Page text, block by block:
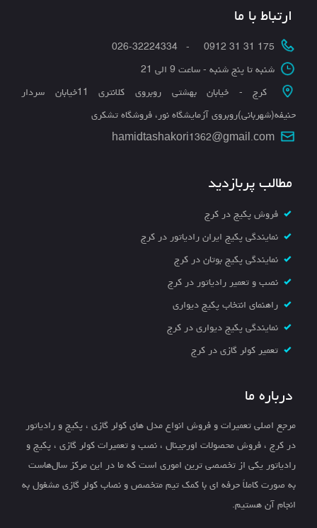
ارتباط با ما
175 31 31 0912 - 026-32224334
شنبه تا پنج شنبه - ساعت 9 الی 21
کرج - خیابان بهشتی روبروی کلانتری 11خیابان سردار
حنیفه(شهربانی)روبروی آزمایشگاه نور، فروشگاه تشکری
hamidtashakori1362@gmail.com
مطالب پربازدید
فروش پکیج در کرج
نمایندگی پکیج ایران رادیاتور در کرج
نمایندگی پکیج بوتان در کرج
نصب و تعمیر رادیاتور در کرج
راهنمای انتخاب پکیج دیواری
نمایندگی پکیج دیواری در کرج
تعمیر کولر گازی در کرج
درباره ما
مرجع اصلی تعمیرات و فروش انواع مدل های کولر گازی ، پکیج و رادیاتور
در کرج ، فروش محصولات اورجینال ، نصب و تعمیرات کولر گازی ، پکیج و
رادیاتور یکی از تخصصی ترین اموری است که ما در این مرکز سال‌هاست
به صورت کاملاً حرفه ای با کمک تیم متخصص و نصاب کولر گازی مشغول به
انجام آن هستیم.